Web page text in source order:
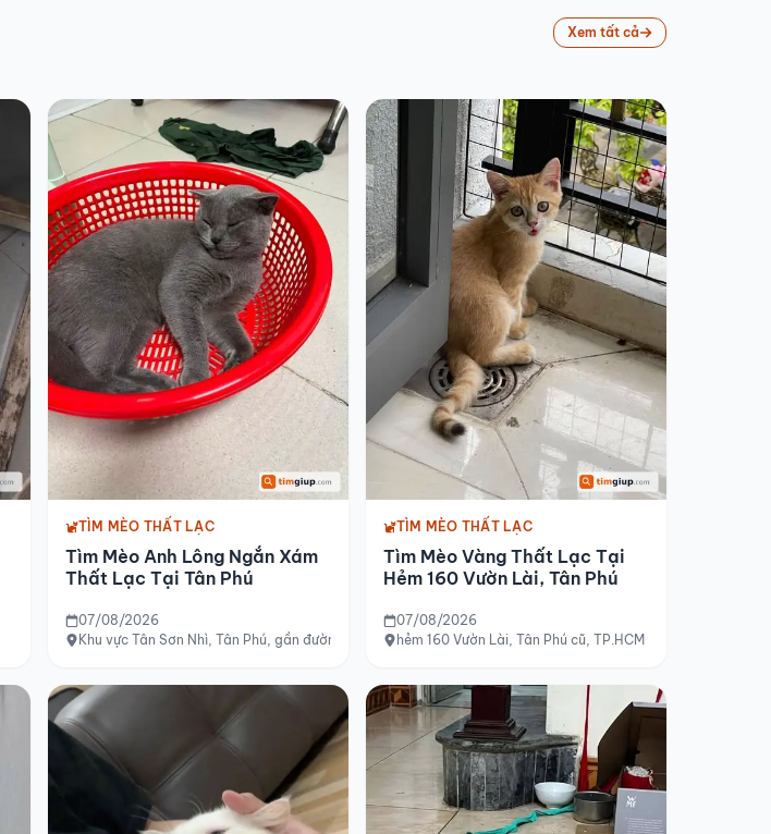
Xem tất cả
TÌM MÈO THẤT LẠC
Tìm Mèo Anh Lông Ngắn Xám
Thất Lạc Tại Tân Phú
07/08/2026
Khu vực Tân Sơn Nhì, Tân Phú, gần đường Lê Đình Thám, Cầu Xéo
TÌM MÈO THẤT LẠC
Tìm Mèo Vàng Thất Lạc Tại
Hẻm 160 Vườn Lài, Tân Phú
07/08/2026
hẻm 160 Vườn Lài, Tân Phú cũ, TP.HCM